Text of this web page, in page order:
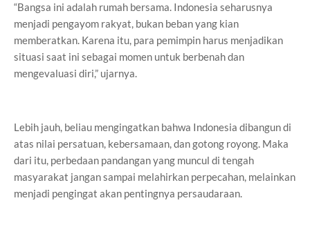
“Bangsa ini adalah rumah bersama. Indonesia seharusnya
menjadi pengayom rakyat, bukan beban yang kian
memberatkan. Karena itu, para pemimpin harus menjadikan
situasi saat ini sebagai momen untuk berbenah dan
mengevaluasi diri,” ujarnya.
Lebih jauh, beliau mengingatkan bahwa Indonesia dibangun di
atas nilai persatuan, kebersamaan, dan gotong royong. Maka
dari itu, perbedaan pandangan yang muncul di tengah
masyarakat jangan sampai melahirkan perpecahan, melainkan
menjadi pengingat akan pentingnya persaudaraan.